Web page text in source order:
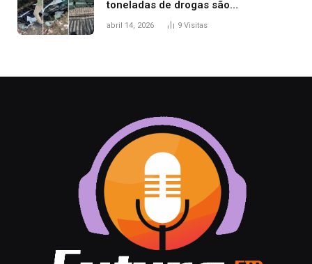
toneladas de drogas são
apreendidas no TO em três meses
abril 14, 2026 9 Visitas